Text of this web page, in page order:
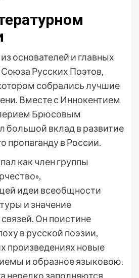
основателей и главных
Русских Поэтов,
собрались лучшие
Вместе с Иннокентием
Брюсовым
большой вклад в развитие
пропаганду в России.
как член группы
идеи всеобщности
и значение
Он поистине
в русской поэзии,
произведениях новые
и образное языковою.
нередко заполняются